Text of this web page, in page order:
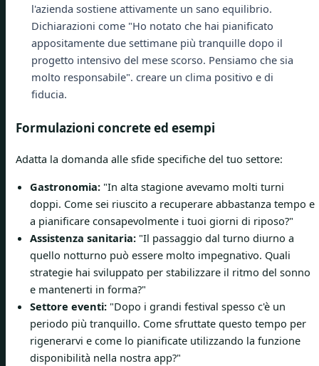
l'azienda sostiene attivamente un sano equilibrio.
Dichiarazioni come "Ho notato che hai pianificato
appositamente due settimane più tranquille dopo il
progetto intensivo del mese scorso. Pensiamo che sia
molto responsabile". creare un clima positivo e di
fiducia.
Formulazioni concrete ed esempi
Adatta la domanda alle sfide specifiche del tuo settore:
Gastronomia: "In alta stagione avevamo molti turni
doppi. Come sei riuscito a recuperare abbastanza tempo e
a pianificare consapevolmente i tuoi giorni di riposo?"
Assistenza sanitaria: "Il passaggio dal turno diurno a
quello notturno può essere molto impegnativo. Quali
strategie hai sviluppato per stabilizzare il ritmo del sonno
e mantenerti in forma?"
Settore eventi: "Dopo i grandi festival spesso c'è un
periodo più tranquillo. Come sfruttate questo tempo per
rigenerarvi e come lo pianificate utilizzando la funzione
disponibilità nella nostra app?"